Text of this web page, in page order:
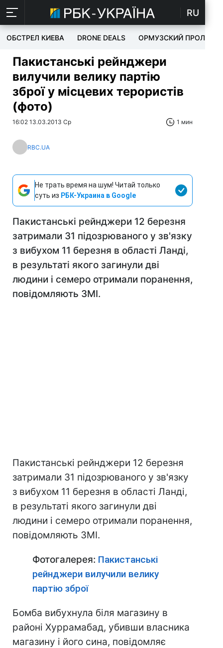
RU
ОБСТРЕЛ КИЕВА DRONE DEALS ОРМУЗСКИЙ ПРОЛИВ
Пакистанські рейнджери
вилучили велику партію
зброї у місцевих терористів
(фото)
16:02 13.03.2013 Ср 1 мин
RBC.UA
Не трать время на шум! Читай только
суть из РБК-Украина в Google
Пакистанські рейнджери 12 березня
затримали 31 підозрюваного у зв'язку
з вибухом 11 березня в області Ланді,
в результаті якого загинули дві
людини і семеро отримали поранення,
повідомляють ЗМІ.
Пакистанські рейнджери 12 березня
затримали 31 підозрюваного у зв'язку
з вибухом 11 березня в області Ланді,
в результаті якого загинули дві
людини і семеро отримали поранення,
повідомляють ЗМІ.
Фотогалерея: Пакистанські
рейнджери вилучили велику
партію зброї
Бомба вибухнула біля магазину в
районі Хуррамабад, убивши власника
магазину і його сина, повідомляє